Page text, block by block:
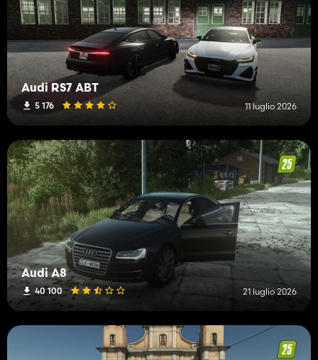
Audi RS7 ABT
5 176 11 luglio 2026
Audi A8
40 100 21 luglio 2026